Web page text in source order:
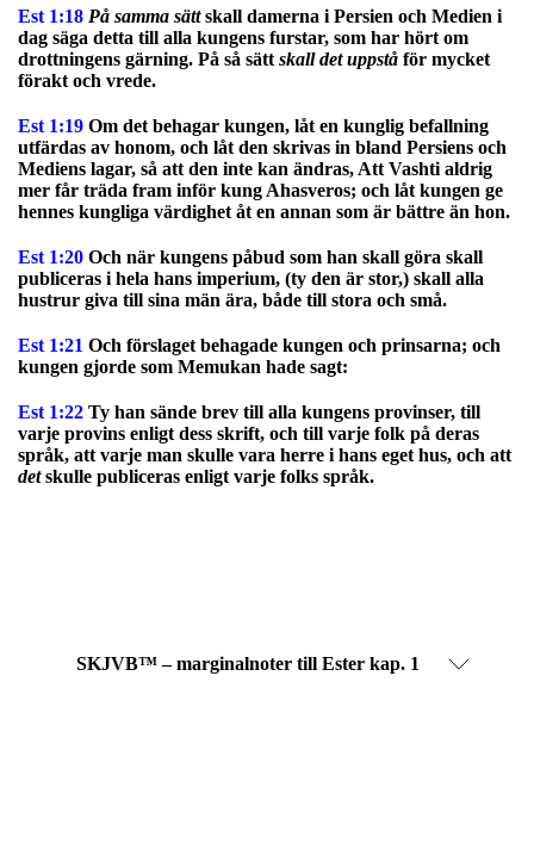
Est 1:18 På samma sättskall damerna i Persien och Medien i
dag säga detta till alla kungens furstar, som har hört om
drottningens gärning. På så sätt skall det uppstå för mycket
förakt och vrede.
Est 1:19 Om det behagar kungen, låt en kunglig befallning
utfärdas av honom, och låt den skrivas in bland Persiens och
Mediens lagar, så att den inte kan ändras, Att Vashti aldrig
mer får träda fram inför kung Ahasveros; och låt kungen ge
hennes kungliga värdighet åt en annan som är bättre än hon.
Est 1:20 Och när kungens påbud som han skall göra skall
publiceras i hela hans imperium, (ty den är stor,) skall alla
hustrur giva till sina män ära, både till stora och små.
Est 1:21 Och förslaget behagade kungen och prinsarna; och
kungen gjorde som Memukan hade sagt:
Est 1:22 Ty han sände brev till alla kungens provinser, till
varje provins enligt dess skrift, och till varje folk på deras
språk, att varje man skulle vara herre i hans eget hus, och att
detskulle publiceras enligt varje folks språk.
SKJVB™ – marginalnoter till Ester kap. 1